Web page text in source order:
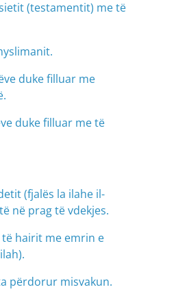
(testamentit) me të
duke filluar me
duke filluar me të
(fjalës la ilahe il-
në prag të vdekjes.
hairit me emrin e
përdorur misvakun.